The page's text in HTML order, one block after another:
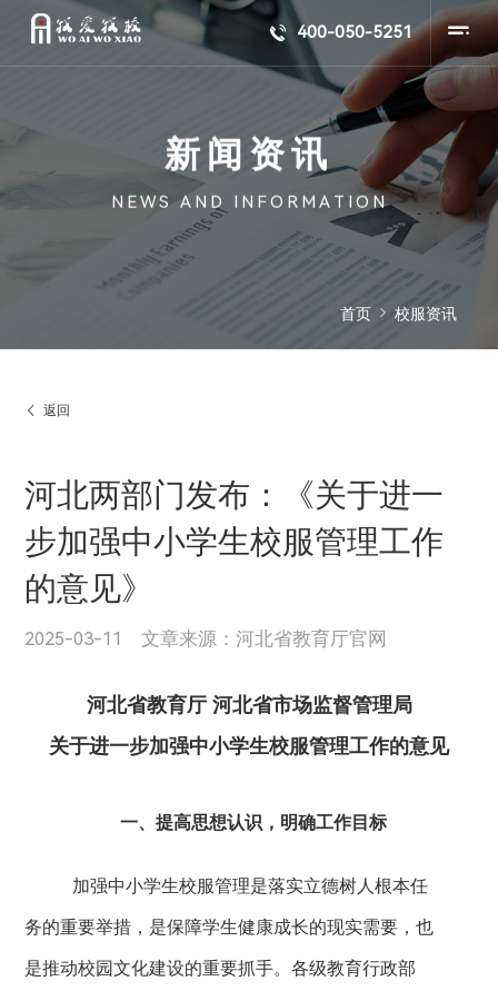
 400-050-5251 
首页  校服资讯
 返回
河北两部门发布：《关于进一
步加强中小学生校服管理工作
的意见》
2025-03-11 文章来源：河北省教育厅官网
河北省教育厅 河北省市场监督管理局
关于进一步加强中小学生校服管理工作的意见
一、提高思想认识，明确工作目标
加强中小学生校服管理是落实立德树人根本任
务的重要举措，是保障学生健康成长的现实需要，也
是推动校园文化建设的重要抓手。各级教育行政部